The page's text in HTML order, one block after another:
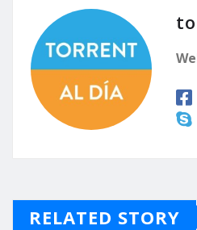
RELATED STORY